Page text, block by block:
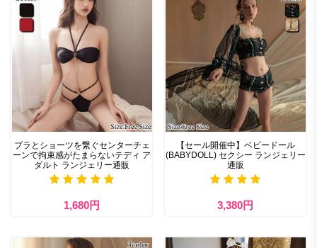
ブラとショーツを繋ぐセンターチェ
ーンで拘束感がたまらないテディ ア
ダルト ランジェリー通販
1,680円
【セール開催中】ベビードール
(BABYDOLL) セクシー ランジェリー
通販
3,380円